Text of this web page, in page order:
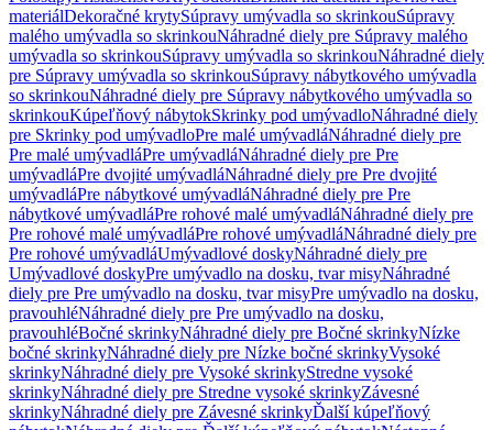
materiálDekoračné krytySúpravy umývadla so skrinkouSúpravy
malého umývadla so skrinkouNáhradné diely pre Súpravy malého
umývadla so skrinkouSúpravy umývadla so skrinkouNáhradné diely
pre Súpravy umývadla so skrinkouSúpravy nábytkového umývadla
so skrinkouNáhradné diely pre Súpravy nábytkového umývadla so
skrinkouKúpeľňový nábytokSkrinky pod umývadloNáhradné diely
pre Skrinky pod umývadloPre malé umývadláNáhradné diely pre
Pre malé umývadláPre umývadláNáhradné diely pre Pre
umývadláPre dvojité umývadláNáhradné diely pre Pre dvojité
umývadláPre nábytkové umývadláNáhradné diely pre Pre
nábytkové umývadláPre rohové malé umývadláNáhradné diely pre
Pre rohové malé umývadláPre rohové umývadláNáhradné diely pre
Pre rohové umývadláUmývadlové doskyNáhradné diely pre
Umývadlové doskyPre umývadlo na dosku, tvar misyNáhradné
diely pre Pre umývadlo na dosku, tvar misyPre umývadlo na dosku,
pravouhléNáhradné diely pre Pre umývadlo na dosku,
pravouhléBočné skrinkyNáhradné diely pre Bočné skrinkyNízke
bočné skrinkyNáhradné diely pre Nízke bočné skrinkyVysoké
skrinkyNáhradné diely pre Vysoké skrinkyStredne vysoké
skrinkyNáhradné diely pre Stredne vysoké skrinkyZávesné
skrinkyNáhradné diely pre Závesné skrinkyĎalší kúpeľňový